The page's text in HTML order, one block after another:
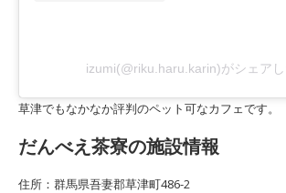
izumi(@riku.haru.karin)がシェア
草津でもなかなか評判のペット可なカフェです。
だんべえ茶寮の施設情報
住所：群馬県吾妻郡草津町486-2